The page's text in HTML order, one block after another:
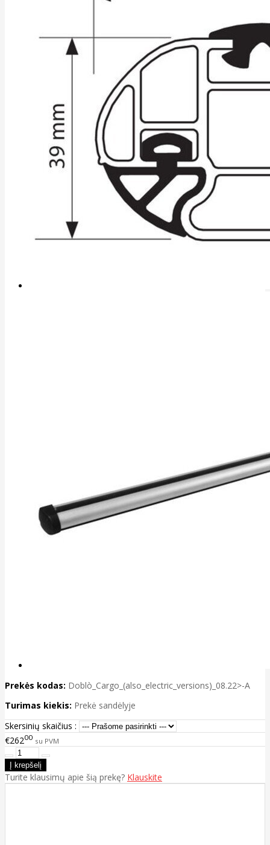
Prekės kodas: Doblò_Cargo_(also_electric_versions)_08.22>-A
Turimas kiekis: Prekė sandėlyje
Skersinių skaičius :
€26200 su PVM
Turite klausimų apie šią prekę? Klauskite